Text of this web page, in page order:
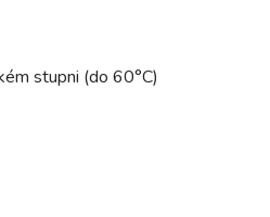
stupni (do 60°C)